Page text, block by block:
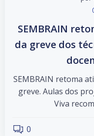
SEMBRAIN
da greve dos
SEMBRAIN retoma
greve. Aulas dos
Viva
0